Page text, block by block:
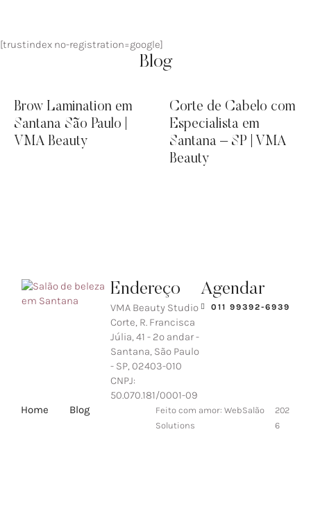
[trustindex no-registration=google]
Blog
Brow Lamination em
Santana São Paulo |
VMA Beauty
Corte de Cabelo com
Especialista em
Santana – SP | VMA
Beauty
Endereço
VMA Beauty Studio
Corte, R. Francisca
Júlia, 41 - 2º andar -
Santana, São Paulo
- SP, 02403-010
CNPJ:
50.070.181/0001-09
Agendar
011 99392-6939
Home Blog
Feito com amor: WebSalão
Solutions
202
6